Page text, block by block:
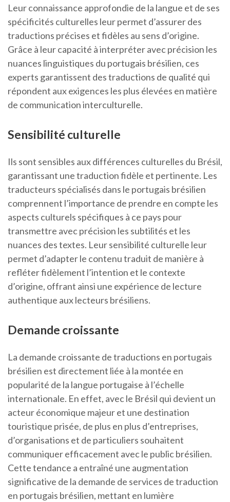
Leur connaissance approfondie de la langue et de ses
spécificités culturelles leur permet d’assurer des
traductions précises et fidèles au sens d’origine.
Grâce à leur capacité à interpréter avec précision les
nuances linguistiques du portugais brésilien, ces
experts garantissent des traductions de qualité qui
répondent aux exigences les plus élevées en matière
de communication interculturelle.
Sensibilité culturelle
Ils sont sensibles aux différences culturelles du Brésil,
garantissant une traduction fidèle et pertinente. Les
traducteurs spécialisés dans le portugais brésilien
comprennent l’importance de prendre en compte les
aspects culturels spécifiques à ce pays pour
transmettre avec précision les subtilités et les
nuances des textes. Leur sensibilité culturelle leur
permet d’adapter le contenu traduit de manière à
refléter fidèlement l’intention et le contexte
d’origine, offrant ainsi une expérience de lecture
authentique aux lecteurs brésiliens.
Demande croissante
La demande croissante de traductions en portugais
brésilien est directement liée à la montée en
popularité de la langue portugaise à l’échelle
internationale. En effet, avec le Brésil qui devient un
acteur économique majeur et une destination
touristique prisée, de plus en plus d’entreprises,
d’organisations et de particuliers souhaitent
communiquer efficacement avec le public brésilien.
Cette tendance a entraîné une augmentation
significative de la demande de services de traduction
en portugais brésilien, mettant en lumière